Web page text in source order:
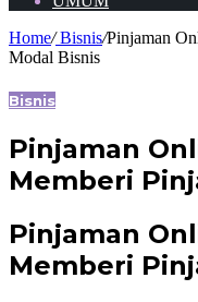
Home/Bisnis/Pinjaman
Modal Bisnis
Bisnis
Pinjaman
Memberi
Pinjaman
Memberi